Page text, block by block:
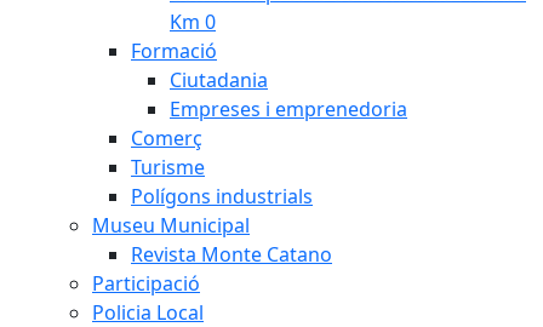
Km 0
Formació
Ciutadania
Empreses i emprenedoria
Comerç
Turisme
Polígons industrials
Museu Municipal
Revista Monte Catano
Participació
Policia Local